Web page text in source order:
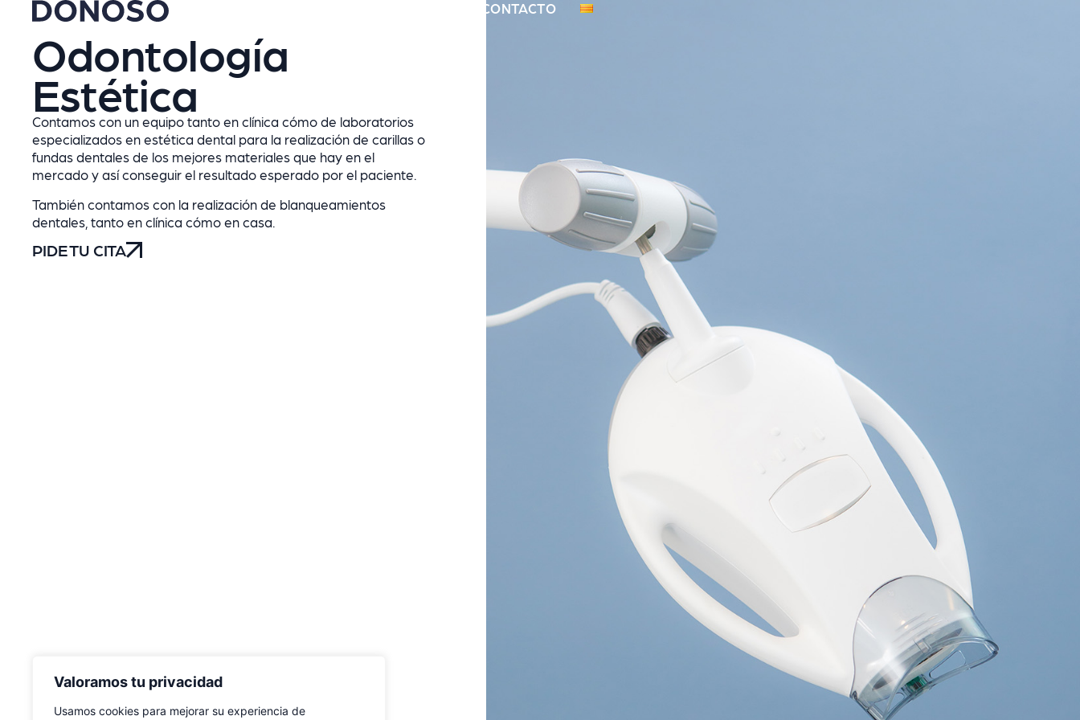
Valoramos tu privacidad
Usamos cookies para mejorar su experiencia de
CONTACTO
Odontología
Estética
Contamos con un equipo tanto en clínica cómo de laboratorios
especializados en estética dental para la realización de carillas o
fundas dentales de los mejores materiales que hay en el
mercado y así conseguir el resultado esperado por el paciente.
También contamos con la realización de blanqueamientos
dentales, tanto en clínica cómo en casa.
PIDE TU CITA